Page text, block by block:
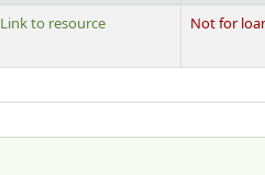
Link to resource Not for